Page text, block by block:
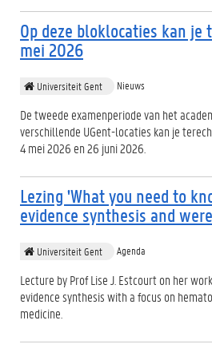
Op deze bloklocaties kan je
mei 2026
Universiteit Gent Nieuws
De tweede examenperiode van het
verschillende UGent-locaties kan je
4 mei 2026 en 26 juni 2026.
Lezing 'What you need to
evidence synthesis and
Universiteit Gent Agenda
Lecture by Prof Lise J. Estcourt on her
evidence synthesis with a focus on
medicine.